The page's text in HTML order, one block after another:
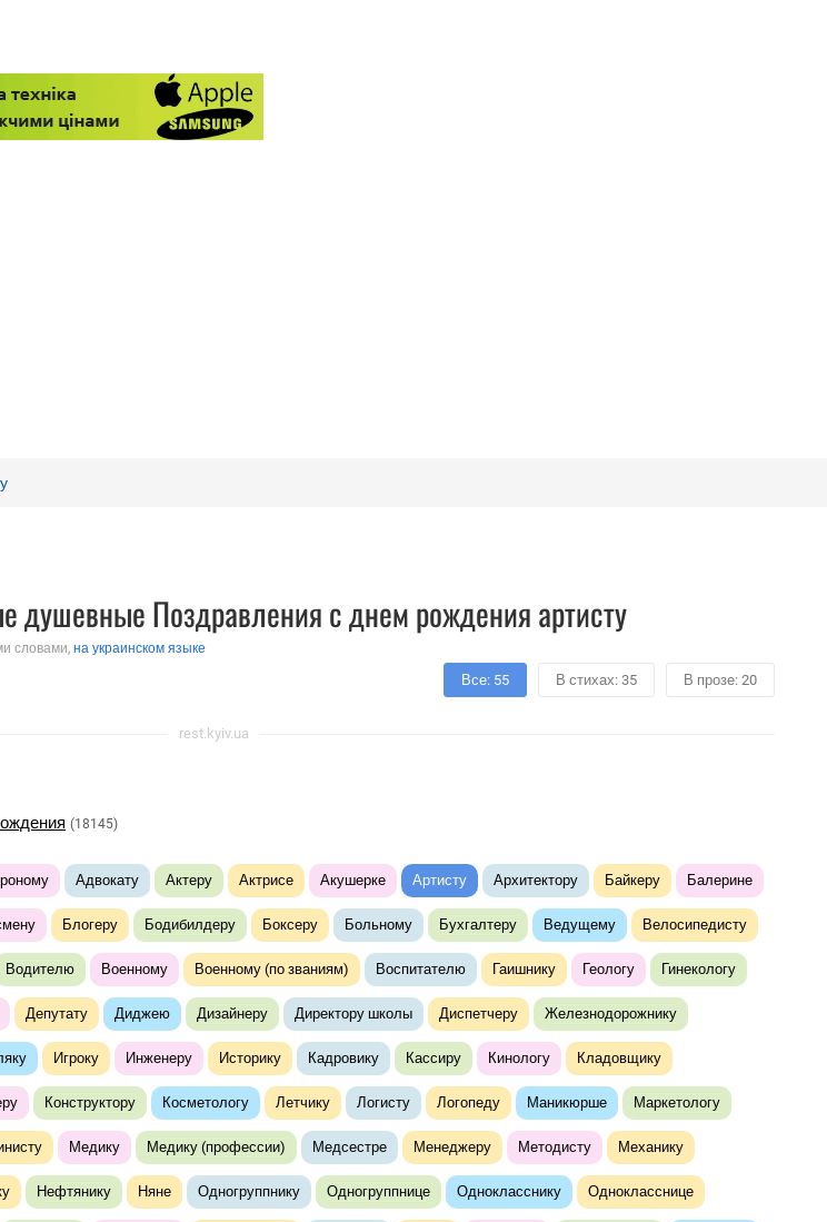
душевные Поздравления с днем рождения артисту
словами, на украинском языке
Все: 55 В стихах: 35 В прозе: 20
rest.kyiv.ua
(18145)
Адвокату Актеру Актрисе Акушерке Артисту Архитектору Байкеру Балерине
Блогеру Бодибилдеру Боксеру Больному Бухгалтеру Ведущему Велосипедисту
Водителю Военному Военному (по званиям) Воспитателю Гаишнику Геологу Гинекологу
Депутату Диджею Дизайнеру Директору школы Диспетчеру Железнодорожнику
Игроку Инженеру Историку Кадровику Кассиру Кинологу Кладовщику
Конструктору Косметологу Летчику Логисту Логопеду Маникюрше Маркетологу
Медику Медику (профессии) Медсестре Менеджеру Методисту Механику
Нефтянику Няне Одногруппнику Одногруппнице Однокласснику Однокласснице